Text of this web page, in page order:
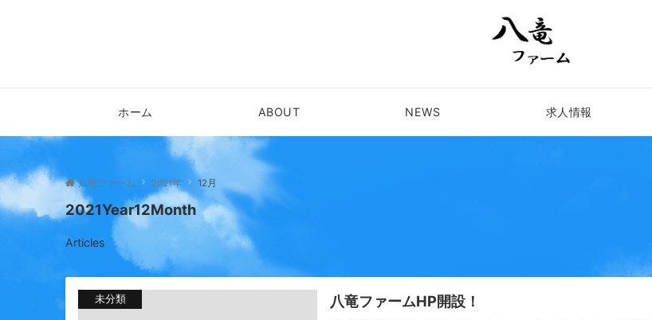
ホーム ABOUT NEWS 求人情報
八竜ファーム 2021年 12月
2021Year12Month
Articles
未分類 八竜ファームHP開設！